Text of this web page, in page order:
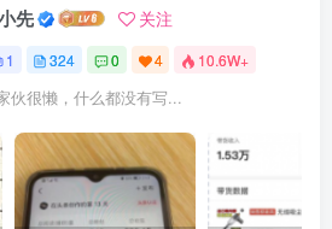
先 关注
1 324 0 4 10.6W+
伙很懒，什么都没有写...